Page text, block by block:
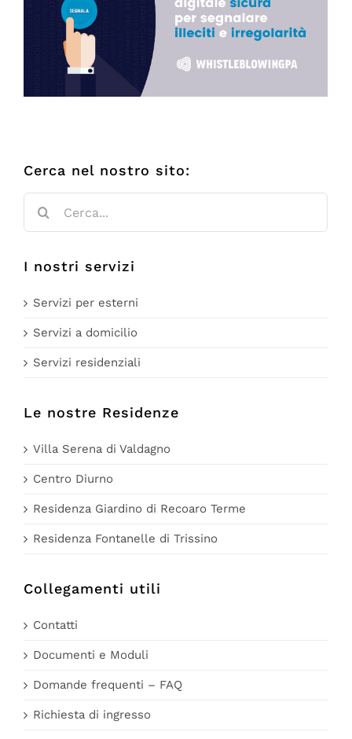
Cerca nel nostro sito:
I nostri servizi
Servizi per esterni
Servizi a domicilio
Servizi residenziali
Le nostre Residenze
Villa Serena di Valdagno
Centro Diurno
Residenza Giardino di Recoaro Terme
Residenza Fontanelle di Trissino
Collegamenti utili
Contatti
Documenti e Moduli
Domande frequenti – FAQ
Richiesta di ingresso